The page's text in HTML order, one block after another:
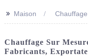
>> Maison
Chauffage Sur
Fabricants,